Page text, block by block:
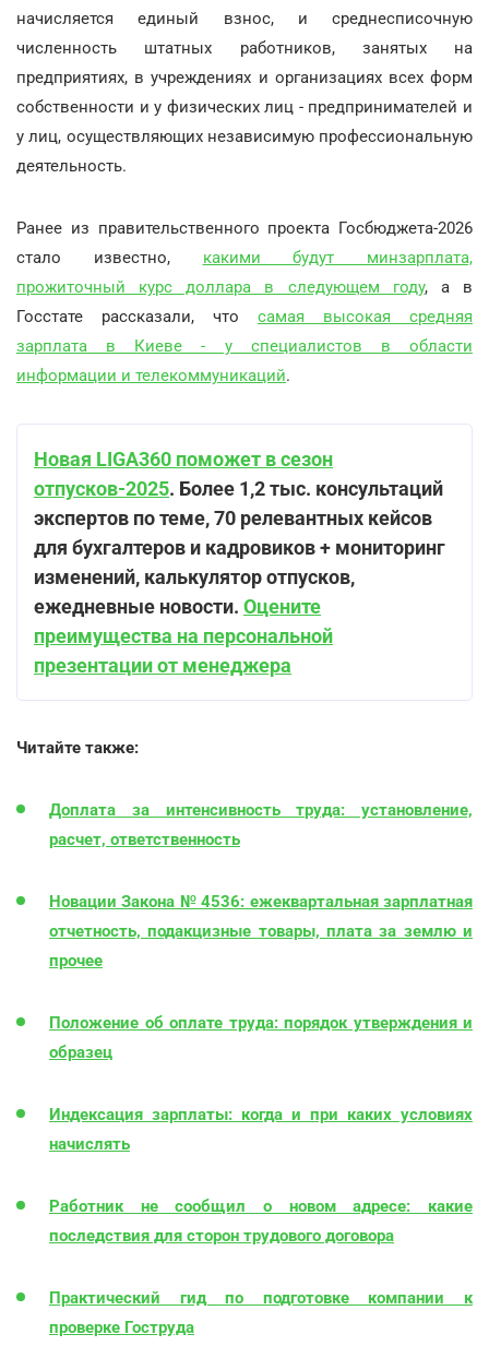
начисляется единый взнос, и среднесписочную
численность штатных работников, занятых на
предприятиях, в учреждениях и организациях всех форм
собственности и у физических лиц - предпринимателей и
у лиц, осуществляющих независимую профессиональную
деятельность.
Ранее из правительственного проекта Госбюджета-2026
стало известно, какими будут минзарплата,
прожиточный курс доллара в следующем году, а в
Госстате рассказали, что самая высокая средняя
зарплата в Киеве - у специалистов в области
информации и телекоммуникаций.
Новая LIGA360 поможет в сезон
отпусков-2025. Более 1,2 тыс. консультаций
экспертов по теме, 70 релевантных кейсов
для бухгалтеров и кадровиков + мониторинг
изменений, калькулятор отпусков,
ежедневные новости. Оцените
преимущества на персональной
презентации от менеджера
Читайте также:
Доплата за интенсивность труда: установление,
расчет, ответственность
Новации Закона № 4536: ежеквартальная зарплатная
отчетность, подакцизные товары, плата за землю и
прочее
Положение об оплате труда: порядок утверждения и
образец
Индексация зарплаты: когда и при каких условиях
начислять
Работник не сообщил о новом адресе: какие
последствия для сторон трудового договора
Практический гид по подготовке компании к
проверке Гоструда